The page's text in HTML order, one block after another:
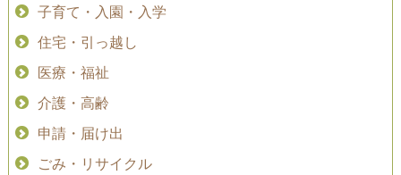
子育て・入園・入学
住宅・引っ越し
医療・福祉
介護・高齢
申請・届け出
ごみ・リサイクル